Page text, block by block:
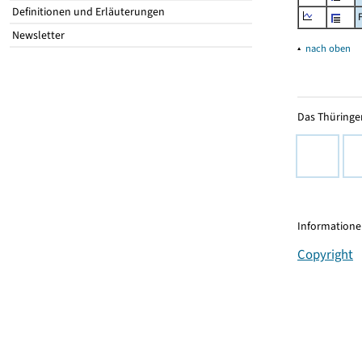
Definitionen und Erläuterungen
Newsletter
▴ nach oben
Das
Copyright